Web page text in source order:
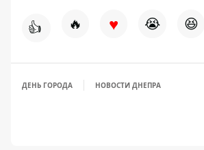
👍 🔥 ♥ 😭 😆
ДЕНЬ ГОРОДА НОВОСТИ ДНЕПРА